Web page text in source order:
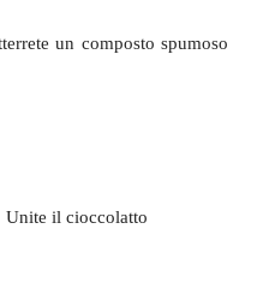
un composto spumoso
Unite il cioccolatto